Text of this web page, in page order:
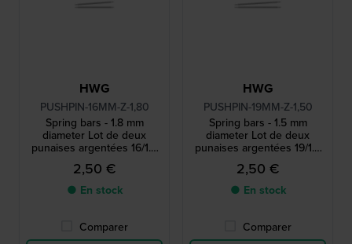
HWG
PUSHPIN-16MM-Z-1,80
Spring bars - 1.8 mm
diameter Lot de deux
punaises argentées 16/1.8
mm
2,50 €
● En stock
Comparer
HWG
PUSHPIN-19MM-Z-1,50
Spring bars - 1.5 mm
diameter Lot de deux
punaises argentées 19/1.5
mm
2,50 €
● En stock
Comparer